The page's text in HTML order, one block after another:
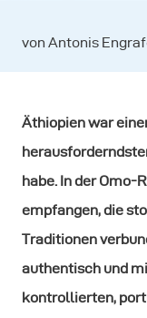
von Antonis
Äthiopien war
habe. In der Omo-
empfangen, die
Traditionen
authentisch und
kontrollierten,